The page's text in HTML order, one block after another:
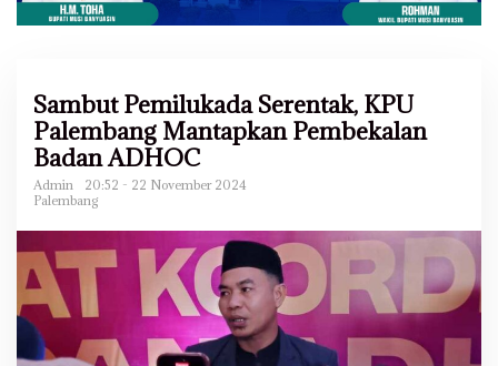
Sambut Pemilukada Serentak, KPU
Palembang Mantapkan Pembekalan
Badan ADHOC
Admin
20:52 - 22 November 2024
Palembang